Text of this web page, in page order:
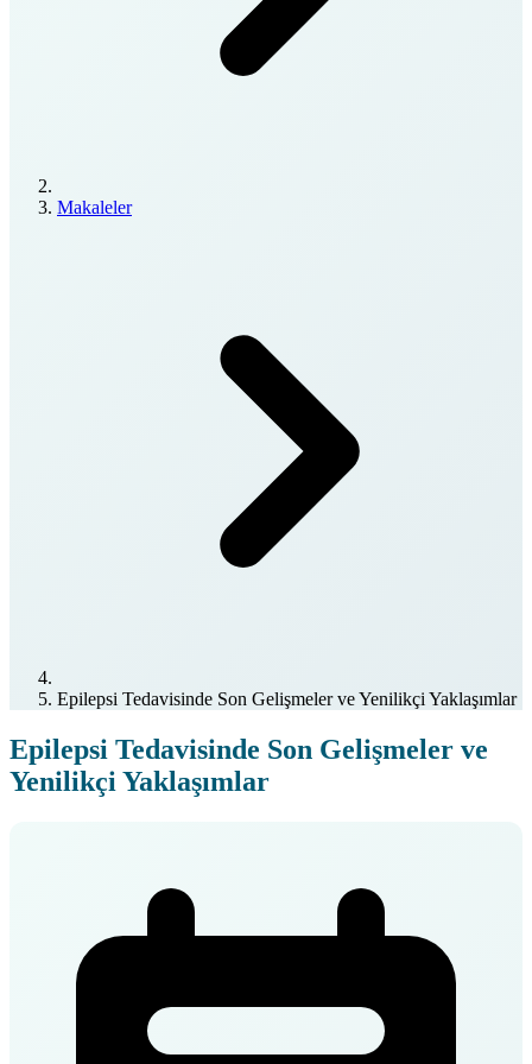
Makaleler
Epilepsi Tedavisinde Son Gelişmeler ve Yenilikçi Yaklaşımlar
Epilepsi Tedavisinde Son Gelişmeler ve
Yenilikçi Yaklaşımlar